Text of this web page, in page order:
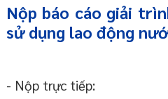
Nộp báo cáo giải
sử dụng lao động
- Nộp trực tiếp: